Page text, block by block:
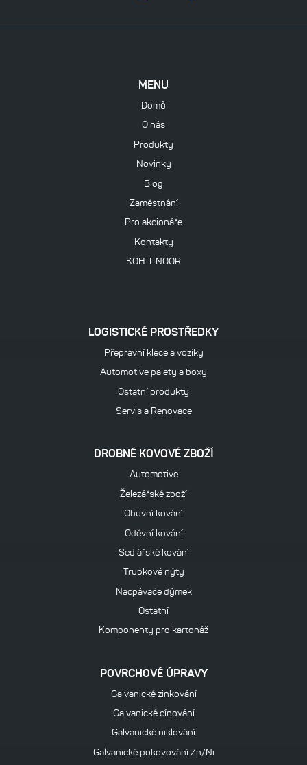
MENU
Domů
O nás
Produkty
Novinky
Blog
Zaměstnání
Pro akcionáře
Kontakty
KOH-I-NOOR
LOGISTICKÉ PROSTŘEDKY
Přepravní klece a vozíky
Automotive palety a boxy
Ostatní produkty
Servis a Renovace
DROBNÉ KOVOVÉ ZBOŽÍ
Automotive
Železářské zboží
Obuvní kování
Oděvní kování
Sedlářské kování
Trubkové nýty
Nacpávače dýmek
Ostatní
Komponenty pro kartonáž
POVRCHOVÉ ÚPRAVY
Galvanické zinkování
Galvanické cínování
Galvanické niklování
Galvanické pokovování Zn/Ni